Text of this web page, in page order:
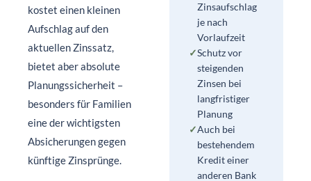
kostet einen kleinen
Aufschlag auf den
aktuellen Zinssatz,
bietet aber absolute
Planungssicherheit –
besonders für Familien
eine der wichtigsten
Absicherungen gegen
künftige Zinsprünge.
Zinsaufschlag
je nach
Vorlaufzeit
✓Schutz vor
steigenden
Zinsen bei
langfristiger
Planung
✓Auch bei
bestehendem
Kredit einer
anderen Bank